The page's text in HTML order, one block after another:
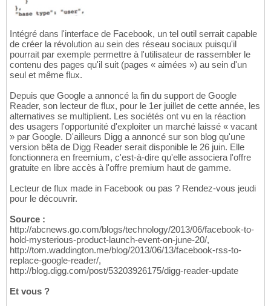
Intégré dans l'interface de Facebook, un tel outil serrait capable
de créer la révolution au sein des réseau sociaux puisqu'il
pourrait par exemple permettre à l'utilisateur de rassembler le
contenu des pages qu'il suit (pages « aimées ») au sein d'un
seul et même flux.
Depuis que Google a annoncé la fin du support de Google
Reader, son lecteur de flux, pour le 1er juillet de cette année, les
alternatives se multiplient. Les sociétés ont vu en la réaction
des usagers l'opportunité d'exploiter un marché laissé « vacant
» par Google. D'ailleurs Digg a annoncé sur son blog qu'une
version bêta de Digg Reader serait disponible le 26 juin. Elle
fonctionnera en freemium, c'est-à-dire qu'elle associera l'offre
gratuite en libre accès à l'offre premium haut de gamme.
Lecteur de flux made in Facebook ou pas ? Rendez-vous jeudi
pour le découvrir.
Source :
http://abcnews.go.com/blogs/technology/2013/06/facebook-to-
hold-mysterious-product-launch-event-on-june-20/,
http://tom.waddington.me/blog/2013/06/13/facebook-rss-to-
replace-google-reader/,
http://blog.digg.com/post/53203926175/digg-reader-update
Et vous ?